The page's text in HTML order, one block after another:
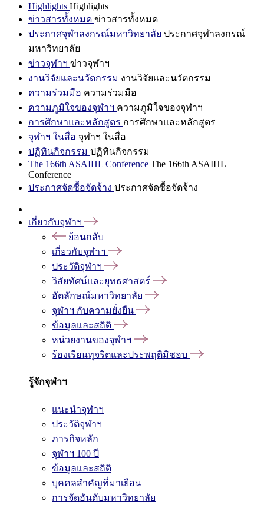
Highlights Highlights
ข่าวสารทั้งหมด ข่าวสารทั้งหมด
ประกาศจุฬาลงกรณ์มหาวิทยาลัย ประกาศจุฬาลงกรณ์
มหาวิทยาลัย
ข่าวจุฬาฯ ข่าวจุฬาฯ
งานวิจัยและนวัตกรรม งานวิจัยและนวัตกรรม
ความร่วมมือ ความร่วมมือ
ความภูมิใจของจุฬาฯ ความภูมิใจของจุฬาฯ
การศึกษาและหลักสูตร การศึกษาและหลักสูตร
จุฬาฯ ในสื่อ จุฬาฯ ในสื่อ
ปฏิทินกิจกรรม ปฏิทินกิจกรรม
The 166th ASAIHL Conference The 166th ASAIHL
Conference
ประกาศจัดซื้อจัดจ้าง ประกาศจัดซื้อจัดจ้าง
เกี่ยวกับจุฬาฯ
ย้อนกลับ
เกี่ยวกับจุฬาฯ
ประวัติจุฬาฯ
วิสัยทัศน์และยุทธศาสตร์
อัตลักษณ์มหาวิทยาลัย
จุฬาฯ กับความยั่งยืน
ข้อมูลและสถิติ
หน่วยงานของจุฬาฯ
ร้องเรียนทุจริตและประพฤติมิชอบ
รู้จักจุฬาฯ
แนะนำจุฬาฯ
ประวัติจุฬาฯ
ภารกิจหลัก
จุฬาฯ 100 ปี
ข้อมูลและสถิติ
บุคคลสำคัญที่มาเยือน
การจัดอันดับมหาวิทยาลัย